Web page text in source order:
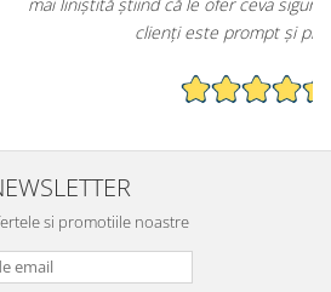
prompt și prietenos.
si promotiile noastre